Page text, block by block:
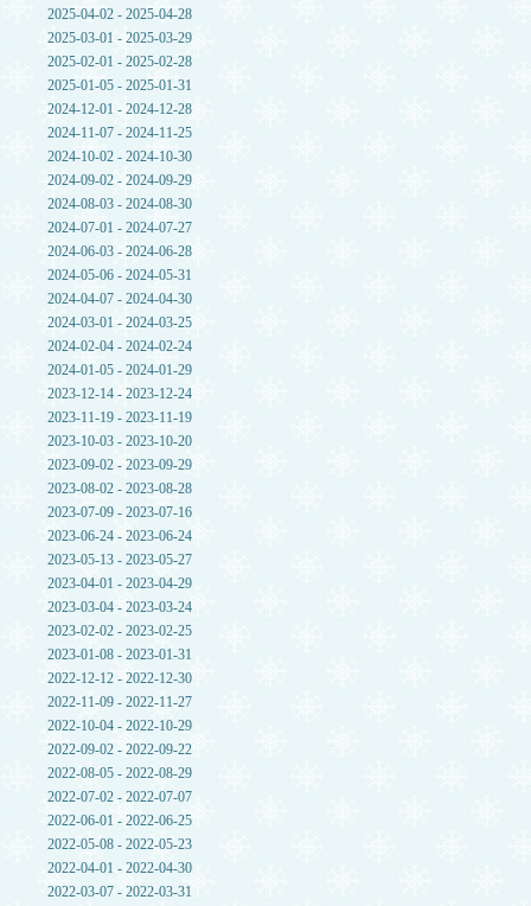
2025-04-02 - 2025-04-28
2025-03-01 - 2025-03-29
2025-02-01 - 2025-02-28
2025-01-05 - 2025-01-31
2024-12-01 - 2024-12-28
2024-11-07 - 2024-11-25
2024-10-02 - 2024-10-30
2024-09-02 - 2024-09-29
2024-08-03 - 2024-08-30
2024-07-01 - 2024-07-27
2024-06-03 - 2024-06-28
2024-05-06 - 2024-05-31
2024-04-07 - 2024-04-30
2024-03-01 - 2024-03-25
2024-02-04 - 2024-02-24
2024-01-05 - 2024-01-29
2023-12-14 - 2023-12-24
2023-11-19 - 2023-11-19
2023-10-03 - 2023-10-20
2023-09-02 - 2023-09-29
2023-08-02 - 2023-08-28
2023-07-09 - 2023-07-16
2023-06-24 - 2023-06-24
2023-05-13 - 2023-05-27
2023-04-01 - 2023-04-29
2023-03-04 - 2023-03-24
2023-02-02 - 2023-02-25
2023-01-08 - 2023-01-31
2022-12-12 - 2022-12-30
2022-11-09 - 2022-11-27
2022-10-04 - 2022-10-29
2022-09-02 - 2022-09-22
2022-08-05 - 2022-08-29
2022-07-02 - 2022-07-07
2022-06-01 - 2022-06-25
2022-05-08 - 2022-05-23
2022-04-01 - 2022-04-30
2022-03-07 - 2022-03-31